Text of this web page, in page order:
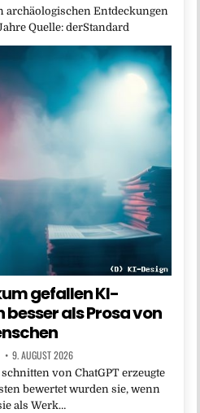
archäologischen Entdeckungen
Quelle: derStandard
gefallen KI-
als Prosa von
9. AUGUST 2026
von ChatGPT erzeugte
bewertet wurden sie, wenn
als Werk…